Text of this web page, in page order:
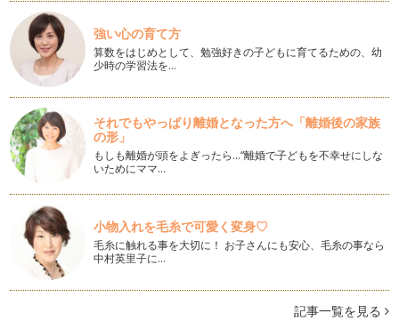
バスソルトをお風呂にいれて体を温めよう！
いつもお読みいただきありがとうございます！ ここ最近急に
寒くなってきましたね。 …
ひんやり涼し気！保冷剤で簡単アロマ芳香剤つくり
お読みいただき、ありがとうございます！ ここ最近暑いです
よね！ そんなときに便…
ジメジメした時期にアロマで消臭剤
重曹は最近では１００円ショップでもよく目にするかと思いま
す。 使い方としては・・・…
五感で楽しむフレグランスオイル
ここ最近、フレグランスオイルが自宅のリビングなどに置い
て、インテリアとしてかつ香りを楽しむ…
おうちに便利なアロマテラピー精油を常備しておこう！
気分がふさぎこんだり、朝気分をすっきりさせたい、リラック
強い心の育て方
算数をはじめとして、勉強好きの子どもに育てるための、幼
少時の学習法を…
それでもやっぱり離婚となった方へ「離婚後の家族
の形」
もしも離婚が頭をよぎったら…“離婚で子どもを不幸せにしな
いためにママ…
小物入れを毛糸で可愛く変身♡
毛糸に触れる事を大切に！ お子さんにも安心、毛糸の事なら
中村英里子に…
記事一覧を見る